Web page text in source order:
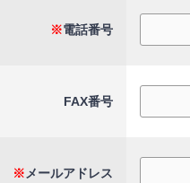
※電話番号
FAX番号
※ メールアドレス